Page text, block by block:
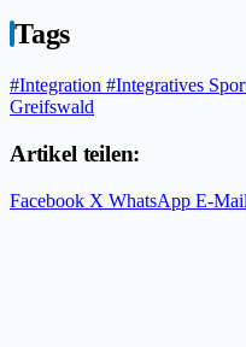
Tags
#Integration #Integratives
Greifswald
Artikel teilen:
Facebook X WhatsApp E-Mail